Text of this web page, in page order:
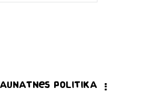
politika